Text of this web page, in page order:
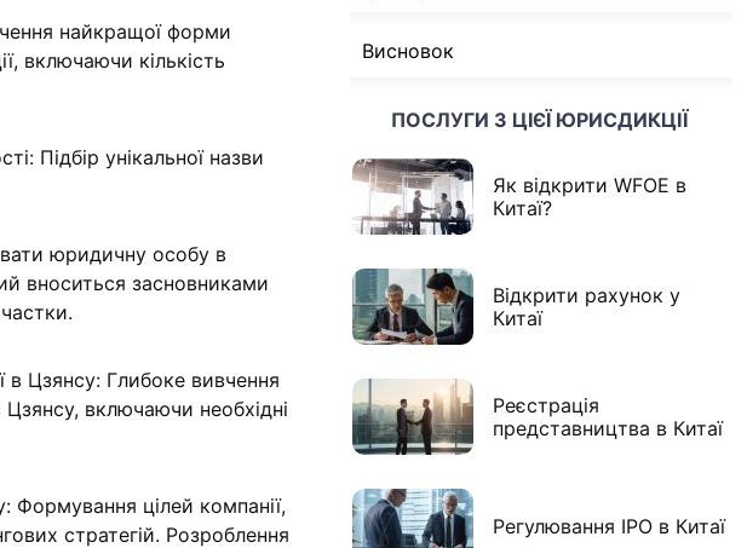
найкращої форми
включаючи кількість
Підбір унікальної назви
юридичну особу в
вноситься засновниками
в Цзянсу: Глибоке вивчення
включаючи необхідні
Формування цілей компанії,
стратегій. Розроблення
Висновок
ПОСЛУГИ З ЦІЄЇ ЮРИСДИКЦІЇ
Як відкрити WFOE в
Китаї?
Відкрити рахунок у
Китаї
Реєстрація
представництва в Китаї
Регулювання IPO в Китаї